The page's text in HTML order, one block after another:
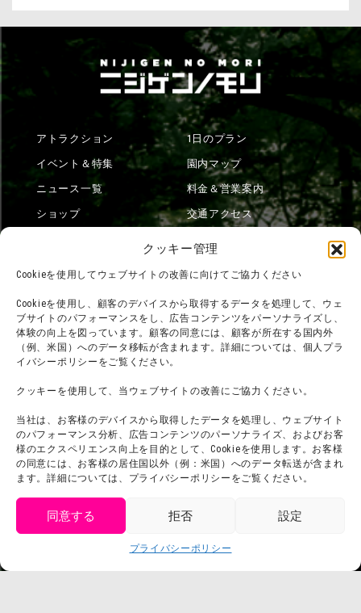
クッキー管理
Cookieを使用してウェブサイトの改善に向けてご協力ください
Cookieを使用し、顧客のデバイスから取得するデータを処理して、ウェ
ブサイトのパフォーマンスをし、広告コンテンツをパーソナライズし、
体験の向上を図っています。顧客の同意には、顧客が所在する国内外
（例、米国）へのデータ移転が含まれます。詳細については、個人プラ
イバシーポリシーをご覧ください。
クッキーを使用して、当ウェブサイトの改善にご協力ください。
当社は、お客様のデバイスから取得したデータを処理し、ウェブサイト
のパフォーマンス分析、広告コンテンツのパーソナライズ、およびお客
様のエクスペリエンス向上を目的として、Cookieを使用します。お客様
の同意には、お客様の居住国以外（例：米国）へのデータ転送が含まれ
ます。詳細については、プライバシーポリシーをご覧ください。
同意する 拒否 設定
プライバシーポリシー
アトラクション
イベント＆特集
ニュース一覧
ショップ
1日のプラン
園内マップ
料金＆営業案内
交通アクセス
団体利用について
お問い合わせ
利用規約
プライバシーポリシー
プレスリリース
メディア掲載実績
会社概要
スタッフ募集